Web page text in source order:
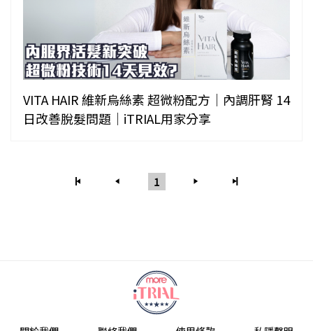
VITA HAIR 維新烏絲素 超微粉配方｜內調肝腎 14
日改善脫髮問題｜iTRIAL用家分享
1